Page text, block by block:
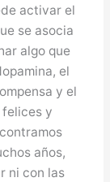
activar el
se asocia
algo que
el
y el
felices y
años,
ni con las